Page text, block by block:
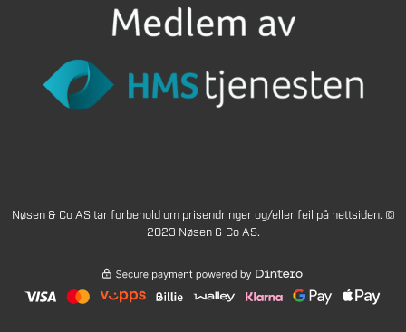
Nøsen & Co AS tar forbehold om prisendringer og/eller feil på nettsiden. ©
2023 Nøsen & Co AS.